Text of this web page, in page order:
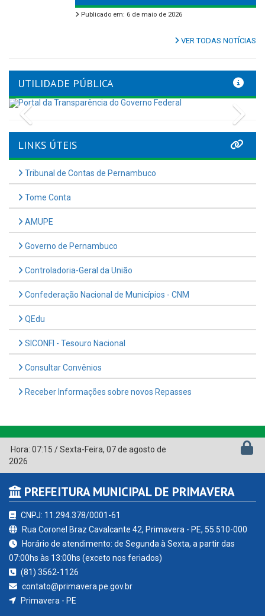
Publicado em: 6 de maio de 2026
VER TODAS NOTÍCIAS
UTILIDADE PÚBLICA
Previous
LINKS ÚTEIS
Tribunal de Contas de Pernambuco
Tome Conta
AMUPE
Governo de Pernambuco
Controladoria-Geral da União
Confederação Nacional de Municípios - CNM
QEdu
SICONFI - Tesouro Nacional
Consultar Convênios
Receber Informações sobre novos Repasses
Hora: 07:15 /Sexta-Feira, 07 de agosto de
2026
PREFEITURA MUNICIPAL DE PRIMAVERA
CNPJ: 11.294.378/0001-61
Rua Coronel Braz Cavalcante 42, Primavera - PE, 55.510-000
Horário de atendimento: de Segunda à Sexta, a partir das
07:00hs às 13:00hs (exceto nos feriados)
(81) 3562-1126
contato@primavera.pe.gov.br
Primavera - PE